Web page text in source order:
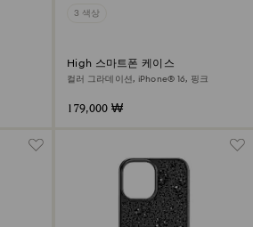
3 색상
High 스마트폰 케이스
컬러 그라데이션, iPhone® 16, 핑크
179,000 ₩